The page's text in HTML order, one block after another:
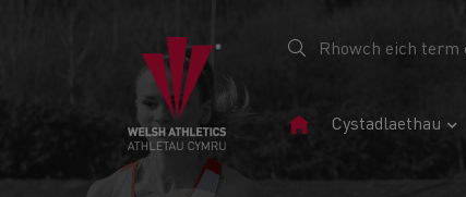
Tudalen
Cystadlaethau